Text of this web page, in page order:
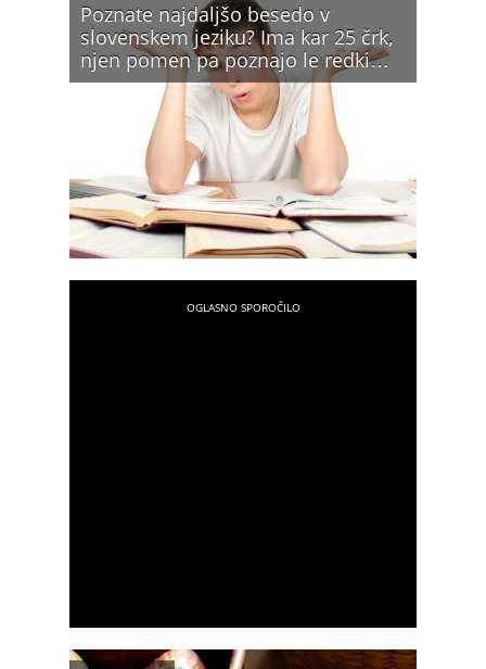
Poznate najdaljšo besedo v
slovenskem jeziku? Ima kar 25 črk,
njen pomen pa poznajo le redki…